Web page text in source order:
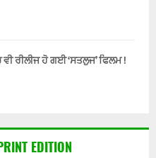
ਰੀਲੀਜ ਹੋ ਗਈ ‘ਸਤਲੁਜ’ ਫਿਲਮ !
EDITION